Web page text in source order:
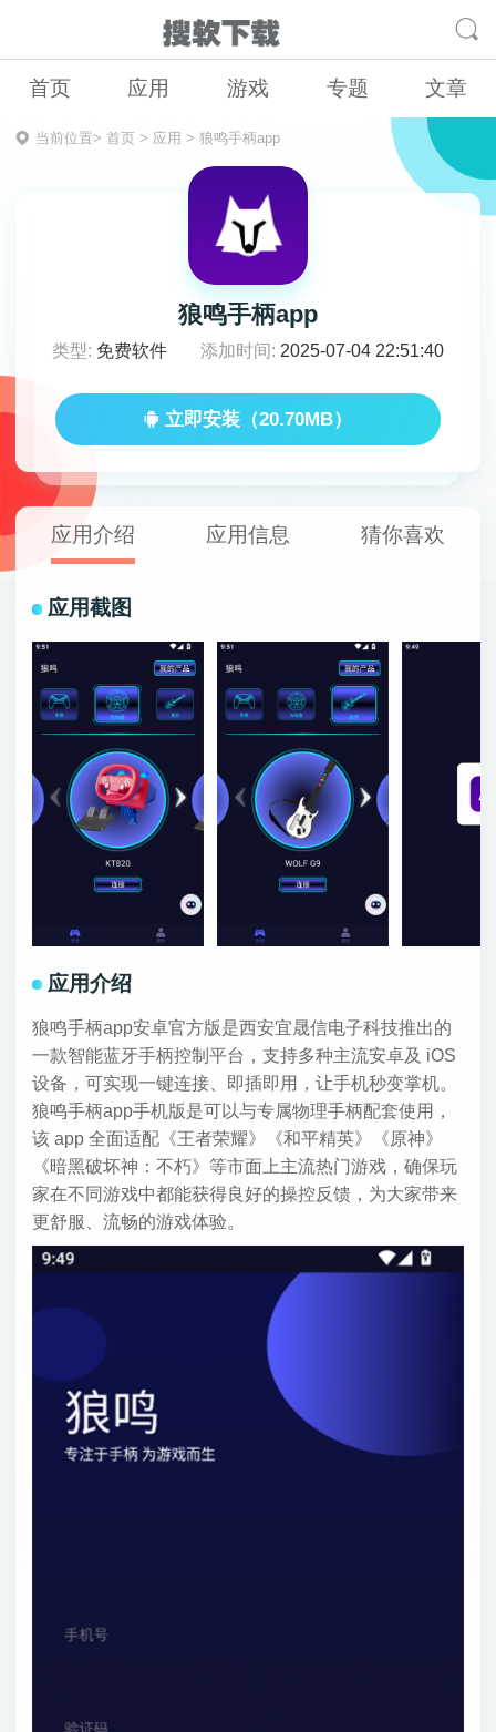
首页 应用 游戏 专题 文章
当前位置> 首页> 应用 > 狼鸣手柄app
狼鸣手柄app
类型: 免费软件 添加时间: 2025-07-04 22:51:40
立即安装（20.70MB）
应用介绍 应用信息 猜你喜欢
应用截图
应用介绍
狼鸣手柄app安卓官方版是西安宜晟信电子科技推出的
一款智能蓝牙手柄控制平台，支持多种主流安卓及 iOS
设备，可实现一键连接、即插即用，让手机秒变掌机。
狼鸣手柄app手机版是可以与专属物理手柄配套使用，
该 app 全面适配《王者荣耀》《和平精英》《原神》
《暗黑破坏神：不朽》等市面上主流热门游戏，确保玩
家在不同游戏中都能获得良好的操控反馈，为大家带来
更舒服、流畅的游戏体验。